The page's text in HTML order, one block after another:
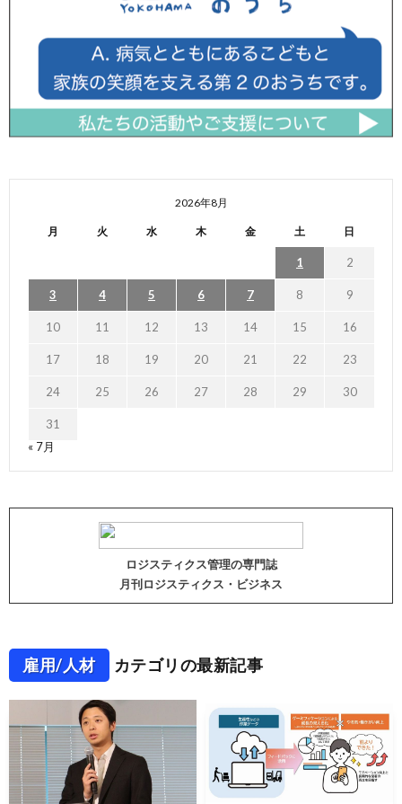
2026年8月
月 火 水 木 金 土 日
1 2
3 4 5 6 7 8 9
10 11 12 13 14 15 16
17 18 19 20 21 22 23
24 25 26 27 28 29 30
31
« 7月
ロジスティクス管理の専門誌
月刊ロジスティクス・ビジネス
雇用/人材 カテゴリの最新記事